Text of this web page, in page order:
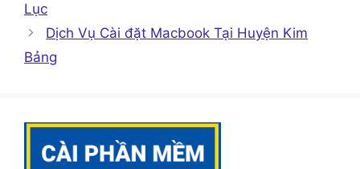
Lục
Dịch Vụ Cài đặt Macbook Tại Huyện Kim
Bảng